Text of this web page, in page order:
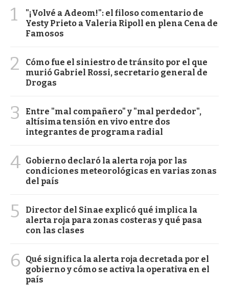
1
"¡Volvé a Adeom!": el filoso comentario de
Yesty Prieto a Valeria Ripoll en plena Cena de
Famosos
2
Cómo fue el siniestro de tránsito por el que
murió Gabriel Rossi, secretario general de
Drogas
3
Entre "mal compañero" y "mal perdedor",
altísima tensión en vivo entre dos
integrantes de programa radial
4 Gobierno declaró la alerta roja por las
condiciones meteorológicas en varias zonas
del país
5
Director del Sinae explicó qué implica la
alerta roja para zonas costeras y qué pasa
con las clases
6
Qué significa la alerta roja decretada por el
gobierno y cómo se activa la operativa en el
país